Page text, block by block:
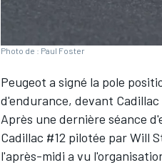
WEC
Photo de : Paul Foster
Peugeot a signé la pole
d'endurance, devant Cadillac
Après une dernière séance
Cadillac #12 pilotée parWill
l'après-midi a vu